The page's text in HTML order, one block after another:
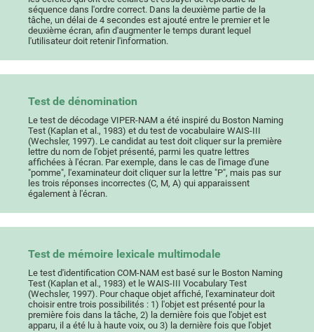
séquence dans l'ordre correct. Dans la deuxième partie de la
tâche, un délai de 4 secondes est ajouté entre le premier et le
deuxième écran, afin d'augmenter le temps durant lequel
l'utilisateur doit retenir l'information.
Test de dénomination
Le test de décodage VIPER-NAM a été inspiré du Boston Naming
Test (Kaplan et al., 1983) et du test de vocabulaire WAIS-III
(Wechsler, 1997). Le candidat au test doit cliquer sur la première
lettre du nom de l'objet présenté, parmi les quatre lettres
affichées à l'écran. Par exemple, dans le cas de l'image d'une
"pomme", l'examinateur doit cliquer sur la lettre "P", mais pas sur
les trois réponses incorrectes (C, M, A) qui apparaissent
également à l'écran.
Test de mémoire lexicale multimodale
Le test d'identification COM-NAM est basé sur le Boston Naming
Test (Kaplan et al., 1983) et le WAIS-III Vocabulary Test
(Wechsler, 1997). Pour chaque objet affiché, l'examinateur doit
choisir entre trois possibilités : 1) l'objet est présenté pour la
première fois dans la tâche, 2) la dernière fois que l'objet est
apparu, il a été lu à haute voix, ou 3) la dernière fois que l'objet